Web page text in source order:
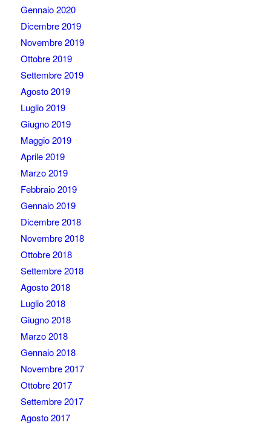
Gennaio 2020
Dicembre 2019
Novembre 2019
Ottobre 2019
Settembre 2019
Agosto 2019
Luglio 2019
Giugno 2019
Maggio 2019
Aprile 2019
Marzo 2019
Febbraio 2019
Gennaio 2019
Dicembre 2018
Novembre 2018
Ottobre 2018
Settembre 2018
Agosto 2018
Luglio 2018
Giugno 2018
Marzo 2018
Gennaio 2018
Novembre 2017
Ottobre 2017
Settembre 2017
Agosto 2017